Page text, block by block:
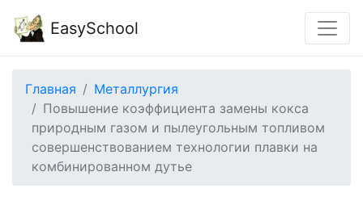
EasySchool
Главная
Металлургия
Повышение коэффициента замены кокса
природным газом и пылеугольным топливом
совершенствованием технологии плавки на
комбинированном дутье